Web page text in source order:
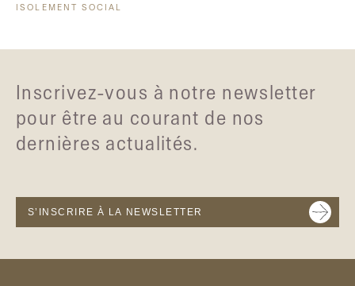
ISOLEMENT SOCIAL
Inscrivez-vous à notre newsletter
pour être au courant de nos
dernières actualités.
S’INSCRIRE À LA NEWSLETTER